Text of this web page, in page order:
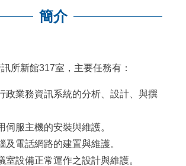
簡介
所新館317室，主要任務有：
政業務資訊系統的分析、設計、與撰
伺服主機的安裝與維護。
及電話網路的建置與維護。
室設備正常運作之設計與維護。